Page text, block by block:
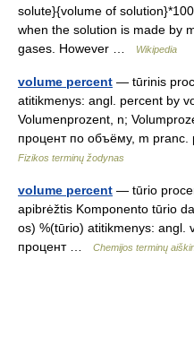
solute}{volume of
when the solution is made by
gases. However …
Wikipedia
volume percent — tūrinis
atitikmenys: angl. percent by
Volumenprozent, n;
процент по объёму, m
Fizikos terminų žodynas
volume percent — tūrio
apibrėžtis Komponento tūrio
os) %(tūrio) atitikmenys:
процент …
Chemijos terminų